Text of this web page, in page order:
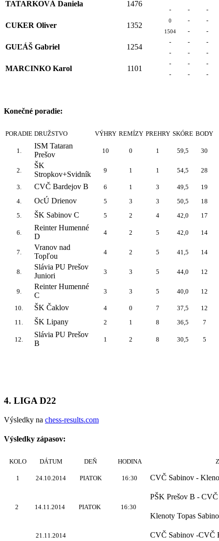
TATARKOVÁ Daniela 1476
- - -
CUKER Oliver 1352
0 - -
1504 - -
GUĽÁŠ Gabriel 1254
- -
-
-
- -
MARCINKO Karol 1101
- -
-
-
- -
Konečné poradie:
PORADIE DRUŽSTVO VÝHRY REMÍZY PREHRY SKÓRE BODY
1.
ISM Tataran
Prešov
10 0 1 59,5 30
2.
ŠK
Stropkov+Svidník
9 1 1 54,5 28
3. CVČ Bardejov B 6 1 3 49,5
19
4.
OcÚ Drienov 5 3 3 50,5
18
5.
ŠK Sabinov C 5 2 4 42,0 17
6.
Reinter Humenné
D
4 2 5 42,0 14
7.
Vranov nad
Topľou
4 2 5 41,5 14
8.
Slávia PU Prešov
Juniori
3 3 5 44,0 12
9.
Reinter Humenné
C
3 3 5 40,0 12
10. ŠK Čaklov 4 0 7 37,5
12
11.
ŠK Lipany 2 1 8 36,5 7
12.
Slávia PU Prešov
B
1 2 8 30,5 5
4. LIGA D22
Výsledky na chess-results.com
Výsledky zápasov:
KOLO DÁTUM DEŇ HODINA
1 24.10.2014 PIATOK 16:30 CVČ Sabinov -
2 14.11.2014 PIATOK 16:30
PŠK Prešov B -
Klenoty Topas
21.11.2014
CVČ Sabinov -CVČ